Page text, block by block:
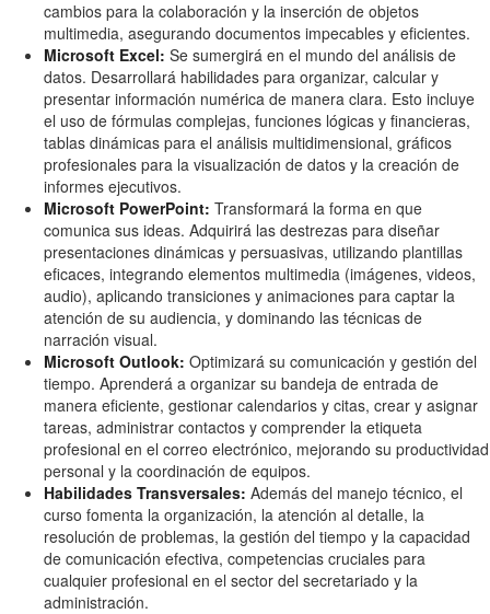
cambios para la colaboración y la inserción de objetos
multimedia, asegurando documentos impecables y eficientes.
Microsoft Excel: Se sumergirá en el mundo del análisis de
datos. Desarrollará habilidades para organizar, calcular y
presentar información numérica de manera clara. Esto incluye
el uso de fórmulas complejas, funciones lógicas y financieras,
tablas dinámicas para el análisis multidimensional, gráficos
profesionales para la visualización de datos y la creación de
informes ejecutivos.
Microsoft PowerPoint: Transformará la forma en que
comunica sus ideas. Adquirirá las destrezas para diseñar
presentaciones dinámicas y persuasivas, utilizando plantillas
eficaces, integrando elementos multimedia (imágenes, videos,
audio), aplicando transiciones y animaciones para captar la
atención de su audiencia, y dominando las técnicas de
narración visual.
Microsoft Outlook: Optimizará su comunicación y gestión del
tiempo. Aprenderá a organizar su bandeja de entrada de
manera eficiente, gestionar calendarios y citas, crear y asignar
tareas, administrar contactos y comprender la etiqueta
profesional en el correo electrónico, mejorando su productividad
personal y la coordinación de equipos.
Habilidades Transversales: Además del manejo técnico, el
curso fomenta la organización, la atención al detalle, la
resolución de problemas, la gestión del tiempo y la capacidad
de comunicación efectiva, competencias cruciales para
cualquier profesional en el sector del secretariado y la
administración.